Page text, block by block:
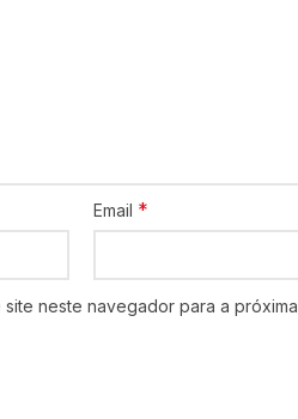
Email *
site neste navegador para a